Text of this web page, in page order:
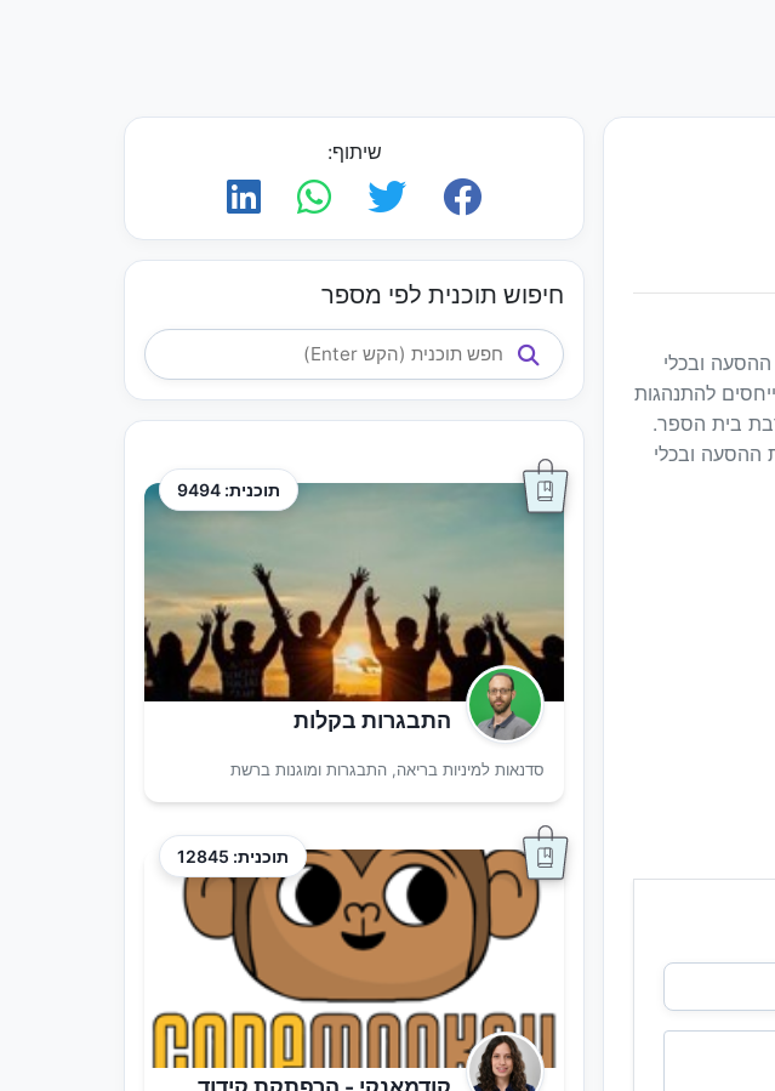
ובכלי
להתנהגות
בית הספר.
ההסעה ובכלי
שיתוף:
חיפוש תוכנית לפי מספר
תוכנית: 9494
התבגרות בקלות
סדנאות למיניות בריאה, התבגרות ומוגנות ברשת
תוכנית: 12845